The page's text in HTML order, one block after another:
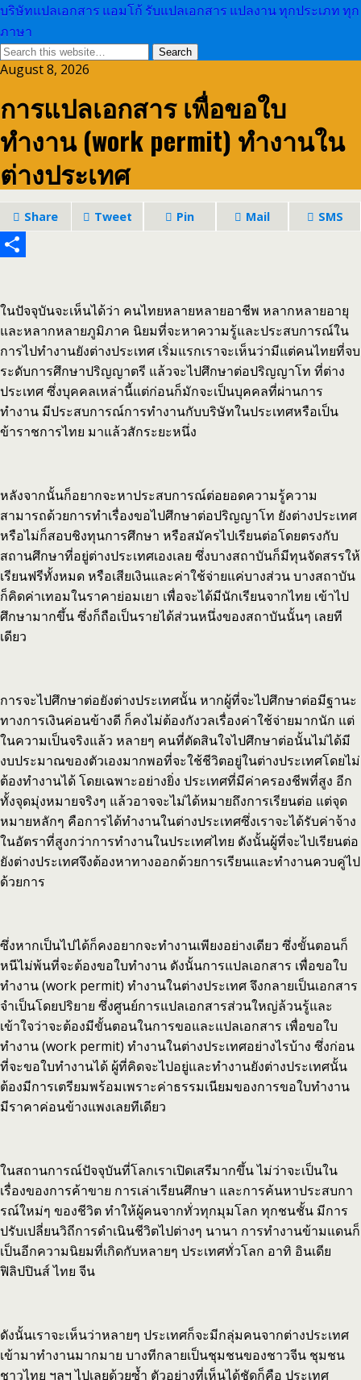
บริษัทแปลเอกสาร แอมโก้ รับแปลเอกสาร แปลงาน ทุกประเภท ทุก
ภาษา
August 8, 2026
การแปลเอกสาร เพื่อขอใบ
ทำงาน (work permit) ทำงานใน
ต่างประเทศ
Share Tweet Pin Mail SMS
ในปัจจุบันจะเห็นได้ว่า คนไทยหลายหลายอาชีพ หลากหลายอายุ
และหลากหลายภูมิภาค นิยมที่จะหาความรู้และประสบการณ์ใน
การไปทำงานยังต่างประเทศ เริ่มแรกเราจะเห็นว่ามีแต่คนไทยที่จบ
ระดับการศึกษาปริญญาตรี แล้วจะไปศึกษาต่อปริญญาโท ที่ต่าง
ประเทศ ซึ่งบุคคลเหล่านี้แต่ก่อนก็มักจะเป็นบุคคลที่ผ่านการ
ทำงาน มีประสบการณ์การทำงานกับบริษัทในประเทศหรือเป็น
ข้าราชการไทย มาแล้วสักระยะหนึ่ง
หลังจากนั้นก็อยากจะหาประสบการณ์ต่อยอดความรู้ความ
สามารถด้วยการทำเรื่องขอไปศึกษาต่อปริญญาโท ยังต่างประเทศ
หรือไม่ก็สอบชิงทุนการศึกษา หรือสมัครไปเรียนต่อโดยตรงกับ
สถานศึกษาที่อยู่ต่างประเทศเองเลย ซึ่งบางสถาบันก็มีทุนจัดสรรให้
เรียนฟรีทั้งหมด หรือเสียเงินและค่าใช้จ่ายแค่บางส่วน บางสถาบัน
ก็คิดค่าเทอมในราคาย่อมเยา เพื่อจะได้มีนักเรียนจากไทย เข้าไป
ศึกษามากขึ้น ซึ่งก็ถือเป็นรายได้ส่วนหนึ่งของสถาบันนั้นๆ เลยที
เดียว
การจะไปศึกษาต่อยังต่างประเทศนั้น หากผู้ที่จะไปศึกษาต่อมีฐานะ
ทางการเงินค่อนข้างดี ก็คงไม่ต้องกังวลเรื่องค่าใช้จ่ายมากนัก แต่
ในความเป็นจริงแล้ว หลายๆ คนที่ตัดสินใจไปศึกษาต่อนั้นไม่ได้มี
งบประมาณของตัวเองมากพอที่จะใช้ชีวิตอยู่ในต่างประเทศโดยไม่
ต้องทำงานได้ โดยเฉพาะอย่างยิ่ง ประเทศที่มีค่าครองชีพที่สูง อีก
ทั้งจุดมุ่งหมายจริงๆ แล้วอาจจะไม่ได้หมายถึงการเรียนต่อ แต่จุด
หมายหลักๆ คือการได้ทำงานในต่างประเทศซึ่งเราจะได้รับค่าจ้าง
ในอัตราที่สูงกว่าการทำงานในประเทศไทย ดังนั้นผู้ที่จะไปเรียนต่อ
ยังต่างประเทศจึงต้องหาทางออกด้วยการเรียนและทำงานควบคู่ไป
ด้วยการ
ซึ่งหากเป็นไปได้ก็คงอยากจะทำงานเพียงอย่างเดียว ซึ่งขั้นตอนก็
หนีไม่พ้นที่จะต้องขอใบทำงาน ดังนั้นการแปลเอกสาร เพื่อขอใบ
ทำงาน (work permit) ทำงานในต่างประเทศ จึงกลายเป็นเอกสาร
จำเป็นโดยปริยาย ซึ่งศูนย์การแปลเอกสารส่วนใหญ่ล้วนรู้และ
เข้าใจว่าจะต้องมีขั้นตอนในการขอและแปลเอกสาร เพื่อขอใบ
ทำงาน (work permit) ทำงานในต่างประเทศอย่างไรบ้าง ซึ่งก่อน
ที่จะขอใบทำงานได้ ผู้ที่คิดจะไปอยู่และทำงานยังต่างประเทศนั้น
ต้องมีการเตรียมพร้อมเพราะค่าธรรมเนียมของการขอใบทำงาน
มีราคาค่อนข้างแพงเลยทีเดียว
ในสถานการณ์ปัจจุบันที่โลกเราเปิดเสรีมากขึ้น ไม่ว่าจะเป็นใน
เรื่องของการค้าขาย การเล่าเรียนศึกษา และการค้นหาประสบกา
รณ์ใหม่ๆ ของชีวิต ทำให้ผู้คนจากทั่วทุกมุมโลก ทุกชนชั้น มีการ
ปรับเปลี่ยนวิถีการดำเนินชีวิตไปต่างๆ นานา การทำงานข้ามแดนก็
เป็นอีกความนิยมที่เกิดกับหลายๆ ประเทศทั่วโลก อาทิ อินเดีย
ฟิลิปปินส์ ไทย จีน
ดังนั้นเราจะเห็นว่าหลายๆ ประเทศก็จะมีกลุ่มคนจากต่างประเทศ
เข้ามาทำงานมากมาย บางทีกลายเป็นชุมชนของชาวจีน ชุมชน
ชาวไทย ฯลฯ ไปเลยด้วยซ้ำ ตัวอย่างที่เห็นได้ชัดก็คือ ประเทศ